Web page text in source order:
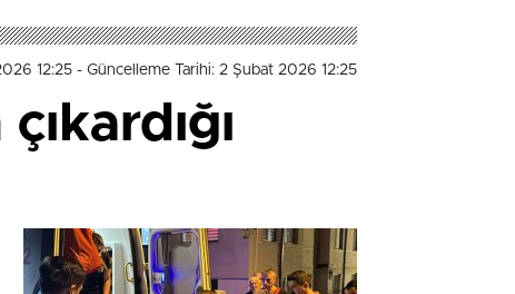
12:25 - Güncelleme Tarihi: 2 Şubat 2026 12:25